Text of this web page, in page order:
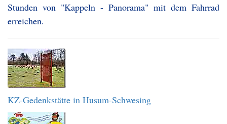
Stunden von "Kappeln - Panorama" mit dem Fahrrad
erreichen.
KZ-Gedenkstätte in Husum-Schwesing